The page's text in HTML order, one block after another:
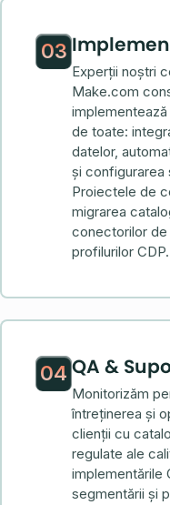
03
Experții noștri
Make.com
de toate:
datelor,
și configurarea
Proiectele de
migrarea
conectorilor de
profilurilor CDP.
04 QA &
Monitorizăm
întreținerea și
clienții cu
regulate ale
implementările
segmentării și